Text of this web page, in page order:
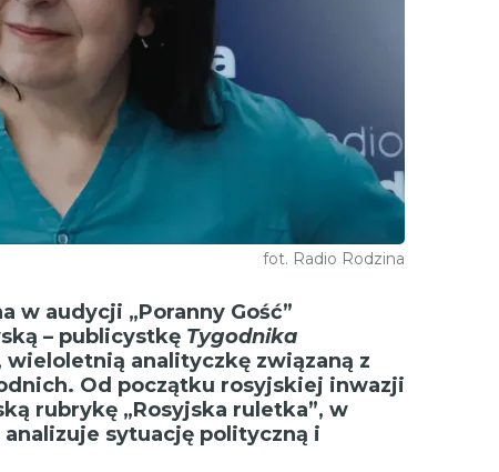
fot. Radio Rodzina
w audycji „Poranny Gość”
– publicystkę Tygodnika
wieloletnią analityczkę związaną z
Od początku rosyjskiej inwazji
rubrykę „Rosyjska ruletka”, w
sytuację polityczną i